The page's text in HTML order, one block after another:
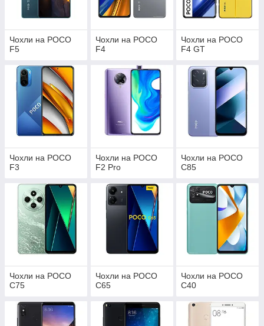
Чохли на POCO
F5
Чохли на POCO
F4
Чохли на POCO
F4 GT
Чохли на POCO
F3
Чохли на POCO
F2 Pro
Чохли на POCO
C85
Чохли на POCO
C75
Чохли на POCO
C65
Чохли на POCO
C40